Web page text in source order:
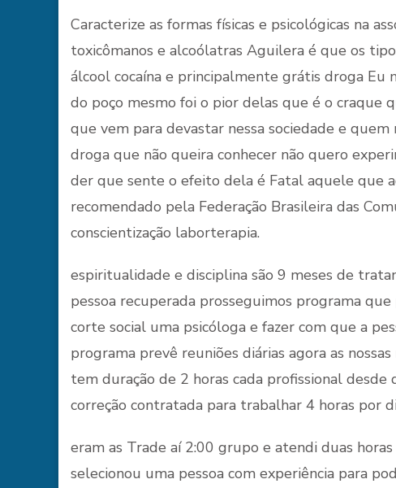
Caracterize as formas físicas e psicológicas na
toxicômanos e alcoólatras Aguilera é que os
álcool cocaína e principalmente grátis droga
do poço mesmo foi o pior delas que é o craque
que vem para devastar nessa sociedade e
droga que não queira conhecer não quero
der que sente o efeito dela é Fatal aquele que
recomendado pela Federação Brasileira das
conscientização laborterapia.
espiritualidade e disciplina são 9 meses de
pessoa recuperada prosseguimos programa
corte social uma psicóloga e fazer com que a
programa prevê reuniões diárias agora as
tem duração de 2 horas cada profissional
correção contratada para trabalhar 4 horas por
eram as Trade aí 2:00 grupo e atendi duas
selecionou uma pessoa com experiência para